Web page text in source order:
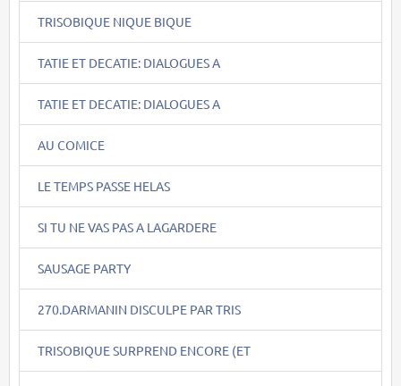
TRISOBIQUE NIQUE BIQUE
TATIE ET DECATIE: DIALOGUES A
TATIE ET DECATIE: DIALOGUES A
AU COMICE
LE TEMPS PASSE HELAS
SI TU NE VAS PAS A LAGARDERE
SAUSAGE PARTY
270.DARMANIN DISCULPE PAR TRIS
TRISOBIQUE SURPREND ENCORE (ET